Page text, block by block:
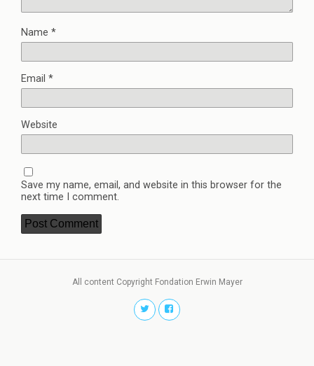
Name *
Email *
Website
Save my name, email, and website in this browser for the
next time I comment.
All content Copyright Fondation Erwin Mayer